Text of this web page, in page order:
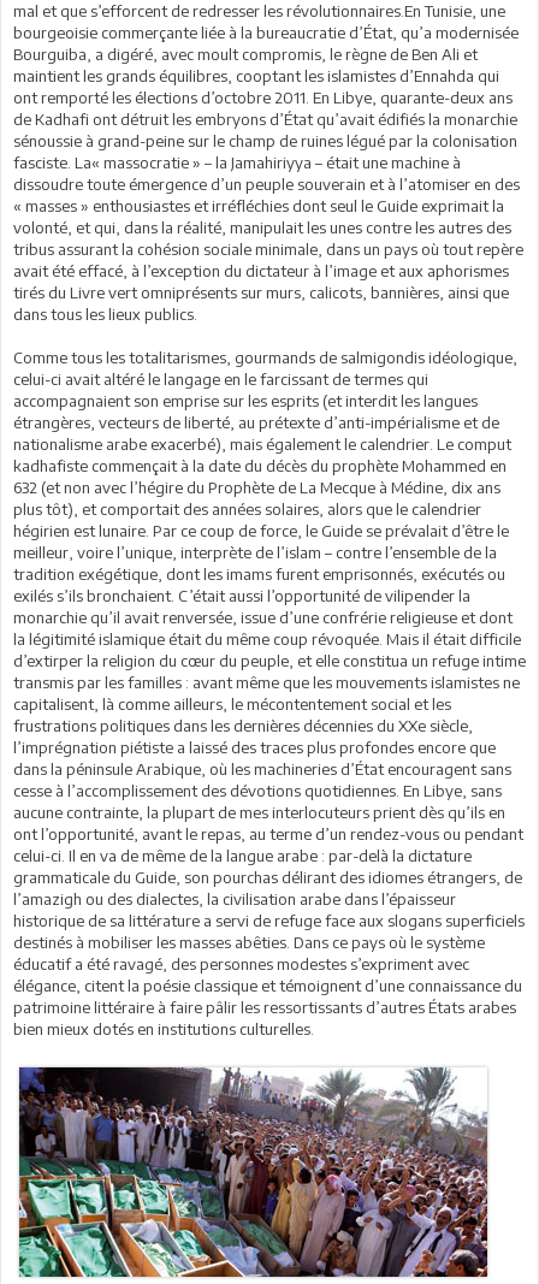
mal et que s’efforcent de redresser les révolutionnaires.En Tunisie, une
bourgeoisie commerçante liée à la bureaucratie d’État, qu’a modernisée
Bourguiba, a digéré, avec moult compromis, le règne de Ben Ali et
maintient les grands équilibres, cooptant les islamistes d’Ennahda qui
ont remporté les élections d’octobre 2011. En Libye, quarante-deux ans
de Kadhafi ont détruit les embryons d’État qu’avait édifiés la monarchie
sénoussie à grand-peine sur le champ de ruines légué par la colonisation
fasciste. La« massocratie » – la Jamahiriyya – était une machine à
dissoudre toute émergence d’un peuple souverain et à l’atomiser en des
« masses » enthousiastes et irréfléchies dont seul le Guide exprimait la
volonté, et qui, dans la réalité, manipulait les unes contre les autres des
tribus assurant la cohésion sociale minimale, dans un pays où tout repère
avait été effacé, à l’exception du dictateur à l’image et aux aphorismes
tirés du Livre vert omniprésents sur murs, calicots, bannières, ainsi que
dans tous les lieux publics.
Comme tous les totalitarismes, gourmands de salmigondis idéologique,
celui-ci avait altéré le langage en le farcissant de termes qui
accompagnaient son emprise sur les esprits (et interdit les langues
étrangères, vecteurs de liberté, au prétexte d’anti-impérialisme et de
nationalisme arabe exacerbé), mais également le calendrier. Le comput
kadhafiste commençait à la date du décès du prophète Mohammed en
632 (et non avec l’hégire du Prophète de La Mecque à Médine, dix ans
plus tôt), et comportait des années solaires, alors que le calendrier
hégirien est lunaire. Par ce coup de force, le Guide se prévalait d’être le
meilleur, voire l’unique, interprète de l’islam – contre l’ensemble de la
tradition exégétique, dont les imams furent emprisonnés, exécutés ou
exilés s’ils bronchaient. C’était aussi l’opportunité de vilipender la
monarchie qu’il avait renversée, issue d’une confrérie religieuse et dont
la légitimité islamique était du même coup révoquée. Mais il était difficile
d’extirper la religion du cœur du peuple, et elle constitua un refuge intime
transmis par les familles : avant même que les mouvements islamistes ne
capitalisent, là comme ailleurs, le mécontentement social et les
frustrations politiques dans les dernières décennies du XXe siècle,
l’imprégnation piétiste a laissé des traces plus profondes encore que
dans la péninsule Arabique, où les machineries d’État encouragent sans
cesse à l’accomplissement des dévotions quotidiennes. En Libye, sans
aucune contrainte, la plupart de mes interlocuteurs prient dès qu’ils en
ont l’opportunité, avant le repas, au terme d’un rendez-vous ou pendant
celui-ci. Il en va de même de la langue arabe : par-delà la dictature
grammaticale du Guide, son pourchas délirant des idiomes étrangers, de
l’amazigh ou des dialectes, la civilisation arabe dans l’épaisseur
historique de sa littérature a servi de refuge face aux slogans superficiels
destinés à mobiliser les masses abêties. Dans ce pays où le système
éducatif a été ravagé, des personnes modestes s’expriment avec
élégance, citent la poésie classique et témoignent d’une connaissance du
patrimoine littéraire à faire pâlir les ressortissants d’autres États arabes
bien mieux dotés en institutions culturelles.